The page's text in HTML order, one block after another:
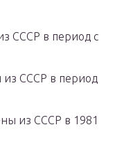
СССР в период с
СССР в период
из СССР в 1981